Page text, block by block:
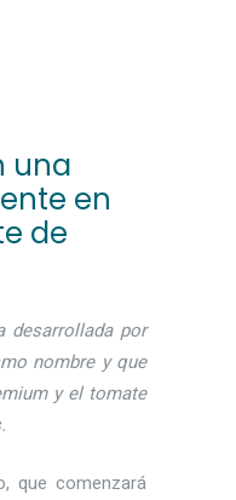
una
en
de
desarrollada por
nombre y que
y el tomate
que comenzará